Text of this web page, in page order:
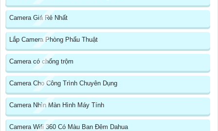
Camera Giá Rẻ Nhất
Lắp Camera Phòng Phẩu Thuật
Camera có chống trộm
Camera Cho Công Trình Chuyên Dụng
Camera Nhìn Màn Hình Máy Tính
Camera Wifi 360 Có Màu Ban Đêm Dahua